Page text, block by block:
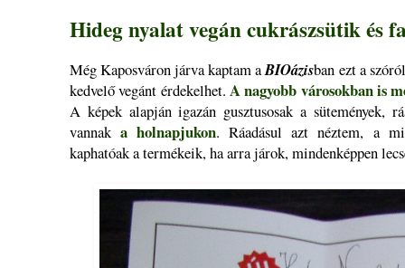
Hideg nyalat vegán cukrászsütik és
Még Kaposváron járva kaptam aBIOázisban ezt a
kedvelő vegánt érdekelhet. A nagyobb városokban is
A képek alapján igazán gusztusosak a sütemények,
vannaka holnapjukon. Ráadásul azt néztem, a
kaphatóak a termékeik, ha arra járok, mindenképpen